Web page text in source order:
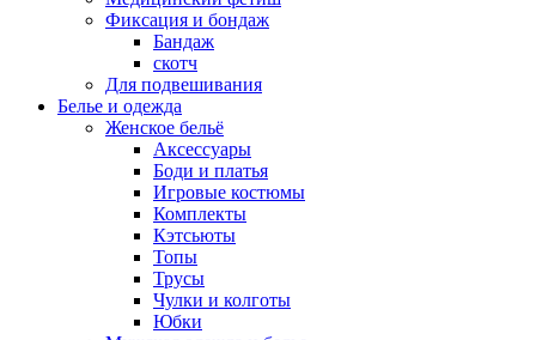
Фиксация и бондаж
Бандаж
скотч
Для подвешивания
Белье и одежда
Женское бельё
Аксессуары
Боди и платья
Игровые костюмы
Комплекты
Кэтсьюты
Топы
Трусы
Чулки и колготы
Юбки